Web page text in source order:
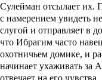
Сулейман отсылает их.
с намерением увидеть
слугой и отправляет в
что Ибрагим часто
охотничьем домике, и
начинает ухаживать за
отвечает на его